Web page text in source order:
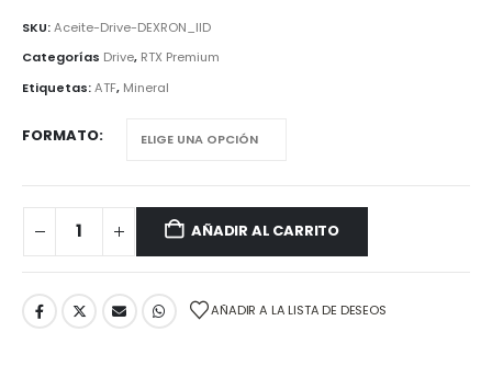
SKU:Aceite-Drive-DEXRON_IID
Categorías Drive, RTX Premium
Etiquetas:ATF, Mineral
FORMATO
AÑADIR AL CARRITO
AÑADIR A LA LISTA DE DESEOS